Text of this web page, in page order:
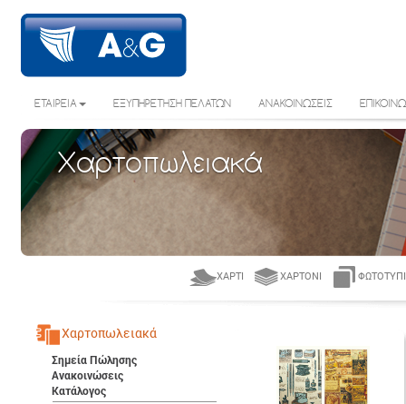
ΕΤΑΙΡΕΙΑ ΕΞΥΠΗΡΕΤΗΣΗ ΠΕΛΑΤΩΝ ΑΝΑΚΟΙΝΩΣΕΙΣ
Χαρτοπωλειακά
ΧΑΡΤΊ ΧΑΡΤΌΝΙ
Χαρτοπωλειακά
Σημεία Πώλησης
Ανακοινώσεις
Κατάλογος